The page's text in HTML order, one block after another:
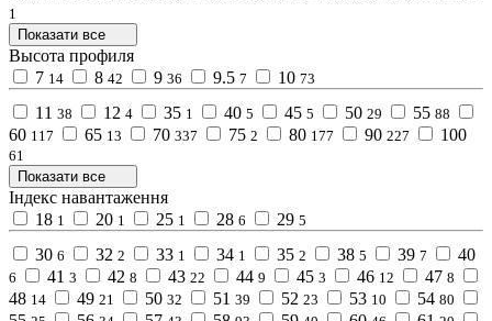
1
Показати все
Высота профиля
7 14 8 42 9 36 9.5 7 10 73
11 38 12 4 35 1 40 5 45 5 50 29 55 88
60 117 65 13 70 337 75 2 80 177 90 227 100
61
Показати все
Індекс навантаження
18 1 20 1 25 1 28 6 29 5
30 6 32 2 33 1 34 1 35 2 38 5 39 7 40
6 41 3 42 8 43 22 44 9 45 3 46 12 47 8
48 14 49 21 50 32 51 39 52 23 53 10 54 80